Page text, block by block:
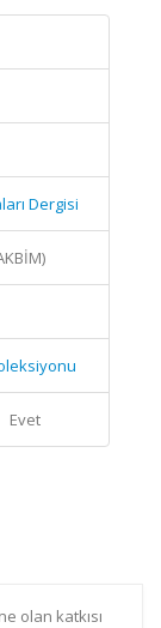
Dergisi
Evet
olan katkısı